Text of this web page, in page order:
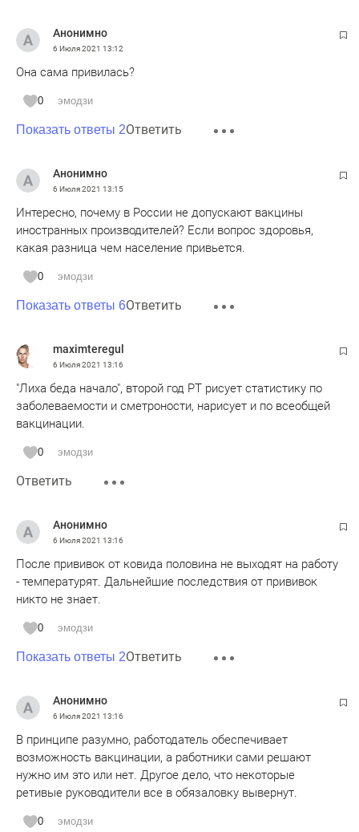
Анонимно
6 Июля 2021 13:12
Она сама привилась?
0 эмодзи
Показать ответы 2Ответить
Анонимно
6 Июля 2021 13:15
Интересно, почему в России не допускают вакцины
иностранных производителей? Если вопрос здоровья,
какая разница чем население привьется.
0 эмодзи
Показать ответы 6Ответить
maximteregul
6 Июля 2021 13:16
"Лиха беда начало", второй год РТ рисует статистику по
заболеваемости и сметроности, нарисует и по всеобщей
вакцинации.
0 эмодзи
Ответить
Анонимно
6 Июля 2021 13:16
После прививок от ковида половина не выходят на работу
- температурят. Дальнейшие последствия от прививок
никто не знает.
0 эмодзи
Показать ответы 2Ответить
Анонимно
6 Июля 2021 13:16
В принципе разумно, работодатель обеспечивает
возможность вакцинации, а работники сами решают
нужно им это или нет. Другое дело, что некоторые
ретивые руководители все в обязаловку вывернут.
0 эмодзи